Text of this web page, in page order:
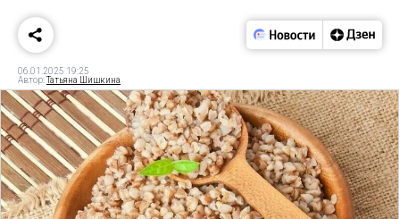
06.01.2025 19:25
Автор:Татьяна Шишкина